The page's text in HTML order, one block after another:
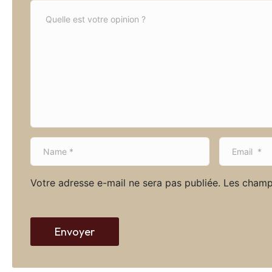
Votre adresse e-mail ne sera pas publiée. Les
C
N
e
E
i
Envoyer